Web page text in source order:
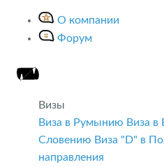
О компании
Форум
Визы
Виза в Румынию Виза в
Словению Виза "D" в
направления